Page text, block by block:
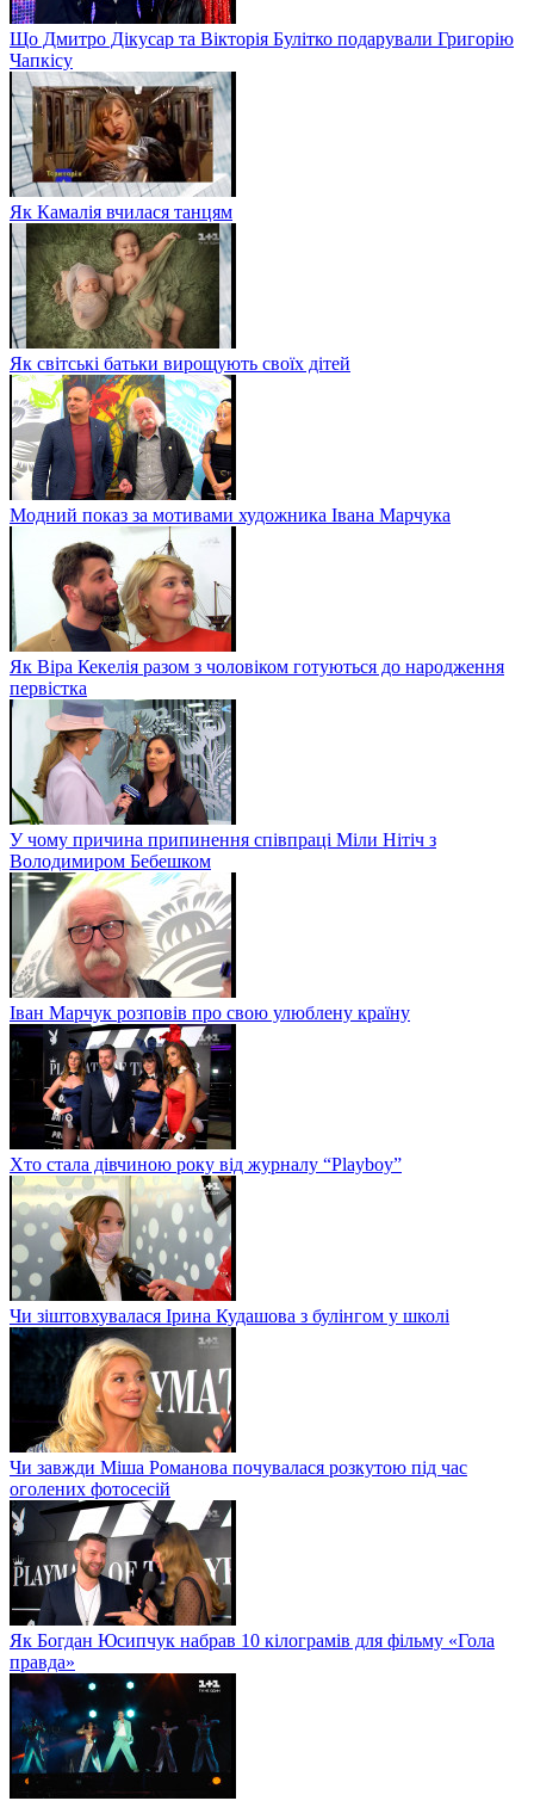
Що Дмитро Дікусар та Вікторія Булітко подарували Григорію
Чапкісу
Як Камалія вчилася танцям
Як світські батьки вирощують своїх дітей
Модний показ за мотивами художника Івана Марчука
Як Віра Кекелія разом з чоловіком готуються до народження
первістка
У чому причина припинення співпраці Міли Нітіч з
Володимиром Бебешком
Іван Марчук розповів про свою улюблену країну
Хто стала дівчиною року від журналу “Playboy”
Чи зіштовхувалася Ірина Кудашова з булінгом у школі
Чи завжди Міша Романова почувалася розкутою під час
оголених фотосесій
Як Богдан Юсипчук набрав 10 кілограмів для фільму «Гола
правда»